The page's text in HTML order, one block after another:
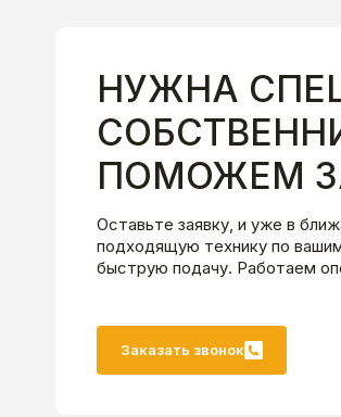
НУЖНА
ПОМОЖЕМ
Оставьте заявку, и уже в
подходящую технику по
быструю подачу. Работаем
Заказать звонок